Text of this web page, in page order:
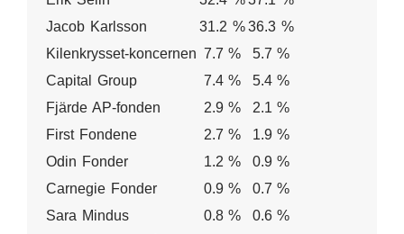
Jacob Karlsson
31.2 %36.3 %
Kilenkrysset-koncernen 7.7 %
5.7 %
Capital Group
7.4 %
5.4 %
Fjärde AP-fonden
2.9 %
2.1 %
First Fondene
2.7 %
1.9 %
Odin Fonder
1.2 %
0.9 %
Carnegie Fonder
0.9 %
0.7 %
Sara Mindus
0.8 %
0.6 %